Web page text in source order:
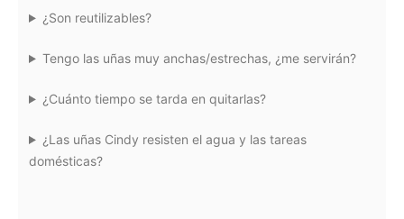
¿Son reutilizables?
Tengo las uñas muy anchas/estrechas, ¿me servirán?
¿Cuánto tiempo se tarda en quitarlas?
¿Las uñas Cindy resisten el agua y las tareas
domésticas?